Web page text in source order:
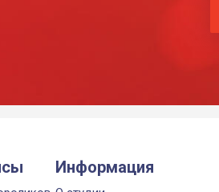
Информация